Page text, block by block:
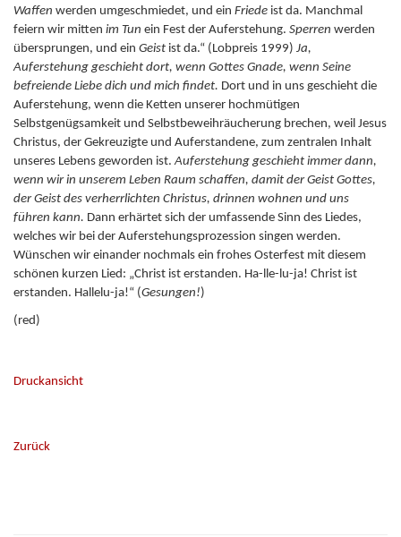
Waffen werden umgeschmiedet, und ein Friede ist da. Manchmal
feiern wir mitten im Tun ein Fest der Auferstehung. Sperren werden
übersprungen, und ein Geist ist da.“ (Lobpreis 1999) Ja,
Auferstehung geschieht dort, wenn Gottes Gnade, wenn Seine
befreiende Liebe dich und mich findet. Dort und in uns geschieht die
Auferstehung, wenn die Ketten unserer hochmütigen
Selbstgenügsamkeit und Selbstbeweihräucherung brechen, weil Jesus
Christus, der Gekreuzigte und Auferstandene, zum zentralen Inhalt
unseres Lebens geworden ist.Auferstehung geschieht immer dann,
wenn wir in unserem Leben Raum schaffen, damit der Geist Gottes,
der Geist des verherrlichten Christus, drinnen wohnen und uns
führen kann. Dann erhärtet sich der umfassende Sinn des Liedes,
welches wir bei der Auferstehungsprozession singen werden.
Wünschen wir einander nochmals ein frohes Osterfest mit diesem
schönen kurzen Lied: „Christ ist erstanden. Ha-lle-lu-ja! Christ ist
erstanden. Hallelu-ja!“ (Gesungen!)
(red)
Druckansicht
Zurück